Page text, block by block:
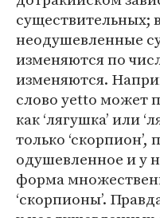
существительных;
неодушевленные
изменяются по
изменяются.
слово yetto может
как ‘лягушка’ или
только ‘скорпион’,
одушевленное и у
форма
‘скорпионы’.